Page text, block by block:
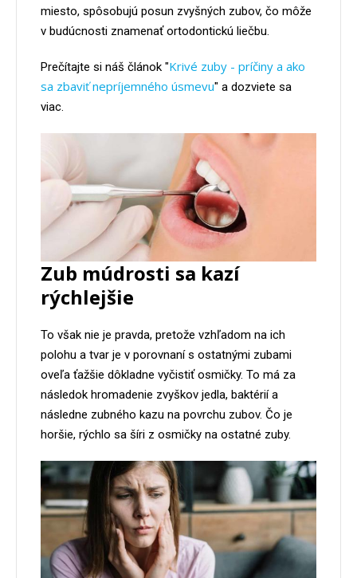
miesto, spôsobujú posun zvyšných zubov, čo môže
v budúcnosti znamenať ortodontickú liečbu.
Prečítajte si náš článok "Krivé zuby - príčiny a ako
sa zbaviť nepríjemného úsmevu" a dozviete sa
viac.
Zub múdrosti sa kazí
rýchlejšie
To však nie je pravda, pretože vzhľadom na ich
polohu a tvar je v porovnaní s ostatnými zubami
oveľa ťažšie dôkladne vyčistiť osmičky. To má za
následok hromadenie zvyškov jedla, baktérií a
následne zubného kazu na povrchu zubov. Čo je
horšie, rýchlo sa šíri z osmičky na ostatné zuby.